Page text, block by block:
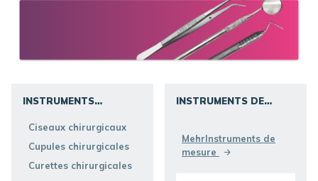
INSTRUMENTS
ENTDECKEN SIE
Ciseaux chirurgicaux
Cupules chirurgicales
Curettes chirurgicales
INSTRUMENTS DE
MehrInstruments de
mesure